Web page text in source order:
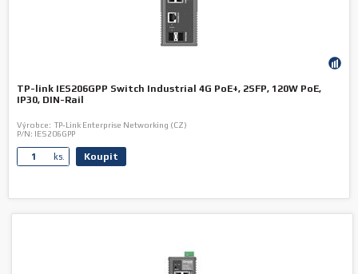
TP-link IES206GPP Switch Industrial 4G PoE+, 2SFP, 120W PoE,
IP30, DIN-Rail
Výrobce: TP-Link Enterprise Networking (CZ)
P/N: IES206GPP
ks. Koupit